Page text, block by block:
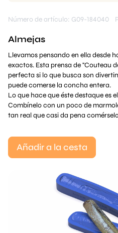
Número de artículo: G09-184040
Almejas
Llevamos pensando en ella desde
exactos. Esta prensa de "Couteau
perfecta si lo que busca son
puede comerse la concha entera.
Lo que hace que éste destaque es
Combínelo con un poco de
tan real que casi da pena
Añadir a la cesta